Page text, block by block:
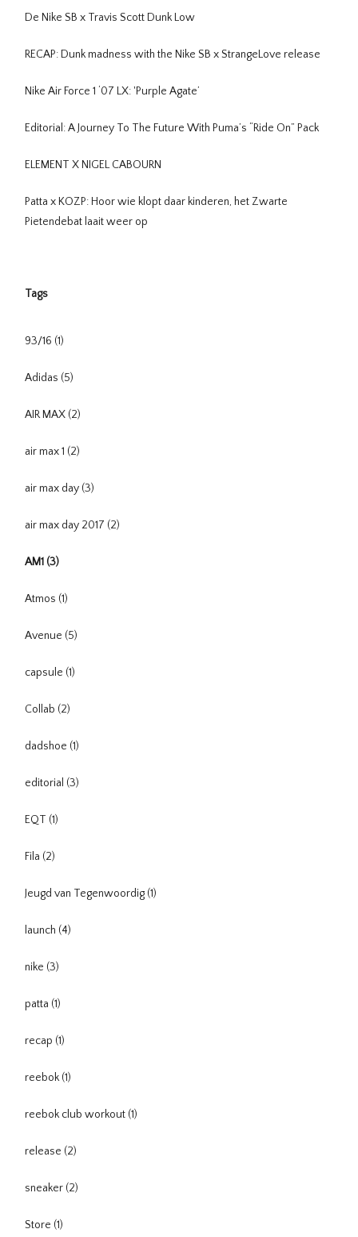
De Nike SB x Travis Scott Dunk Low
RECAP: Dunk madness with the Nike SB x StrangeLove release
Nike Air Force 1 ‘07 LX: 'Purple Agate’
Editorial: A Journey To The Future With Puma’s “Ride On” Pack
ELEMENT X NIGEL CABOURN
Patta x KOZP: Hoor wie klopt daar kinderen, het Zwarte
Pietendebat laait weer op
Tags
93/16 (1)
Adidas (5)
AIR MAX (2)
air max 1 (2)
air max day (3)
air max day 2017 (2)
AM1 (3)
Atmos (1)
Avenue (5)
capsule (1)
Collab (2)
dadshoe (1)
editorial (3)
EQT (1)
Fila (2)
Jeugd van Tegenwoordig (1)
launch (4)
nike (3)
patta (1)
recap (1)
reebok (1)
reebok club workout (1)
release (2)
sneaker (2)
Store (1)